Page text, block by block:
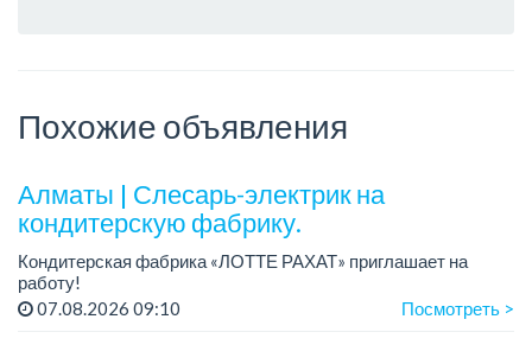
Похожие объявления
Алматы | Слесарь-электрик на
кондитерскую фабрику.
Кондитерская фабрика «ЛОТТЕ РАХАТ» приглашает на
работу!
График работы: сменный.
07.08.2026 09:10 Посмотреть >